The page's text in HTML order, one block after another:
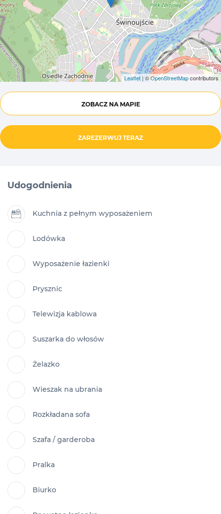
Leaflet | ©OpenStreetMapcontributors
ZOBACZ NA MAPIE
ZAREZERWUJ TERAZ
Udogodnienia
Kuchnia z pełnym wyposażeniem
Lodówka
Wyposażenie łazienki
Prysznic
Telewizja kablowa
Suszarka do włosów
Żelazko
Wieszak na ubrania
Rozkładana sofa
Szafa / garderoba
Pralka
Biurko